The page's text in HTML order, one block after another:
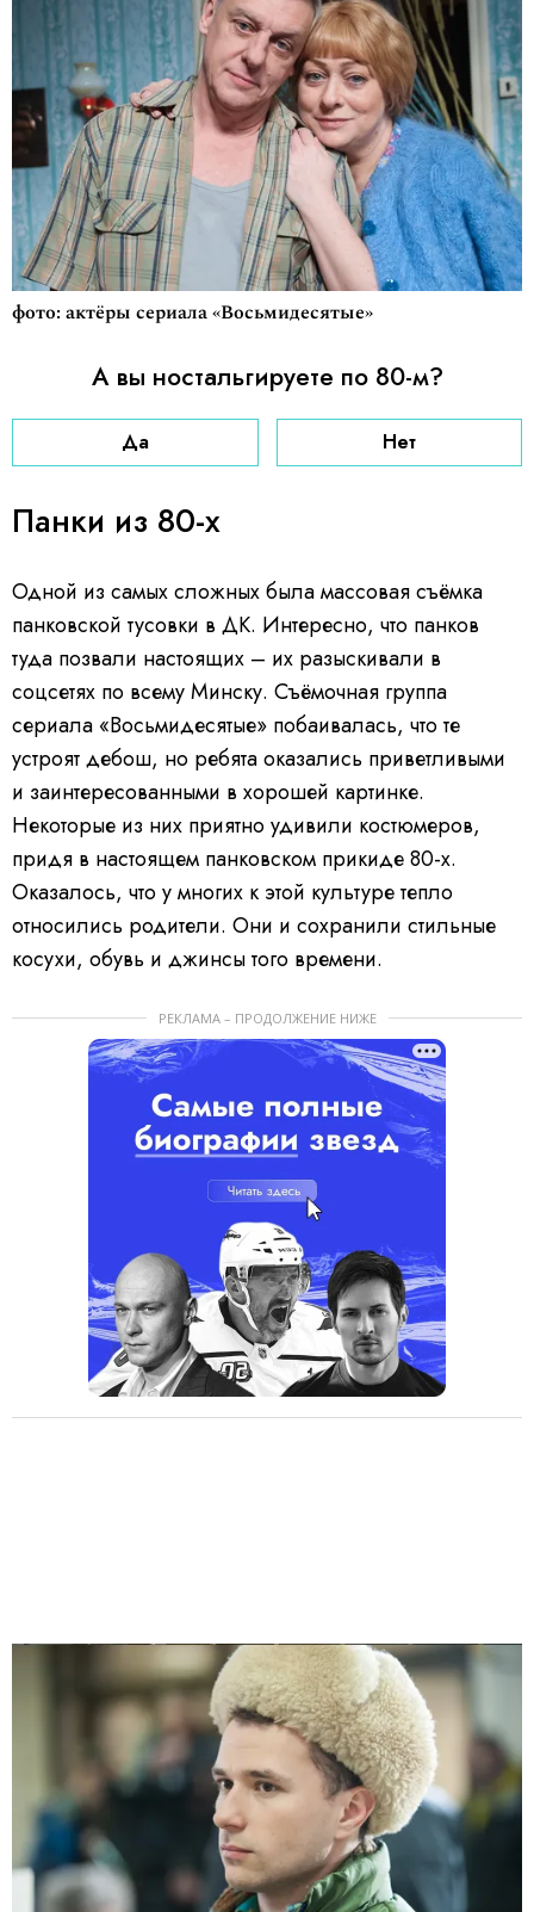
фото: актёры сериала «Восьмидесятые»
А вы ностальгируете по 80-м?
Да Нет
Панки из 80-х
Одной из самых сложных была массовая съёмка
панковской тусовки в ДК. Интересно, что панков
туда позвали настоящих – их разыскивали в
соцсетях по всему Минску. Съёмочная группа
сериала «Восьмидесятые» побаивалась, что те
устроят дебош, но ребята оказались приветливыми
и заинтересованными в хорошей картинке.
Некоторые из них приятно удивили костюмеров,
придя в настоящем панковском прикиде 80-х.
Оказалось, что у многих к этой культуре тепло
относились родители. Они и сохранили стильные
косухи, обувь и джинсы того времени.
РЕКЛАМА – ПРОДОЛЖЕНИЕ НИЖЕ